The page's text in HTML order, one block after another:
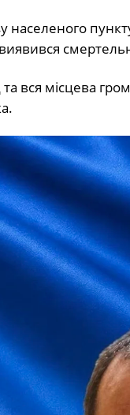
вся місцева